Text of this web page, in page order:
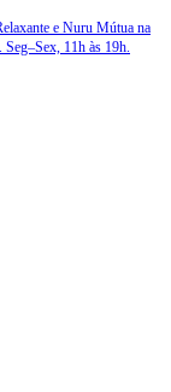
e Nuru Mútua na
11h às 19h.